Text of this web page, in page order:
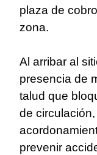
plaza de
zona.
Al arribar al
presencia de
talud que
de
prevenir